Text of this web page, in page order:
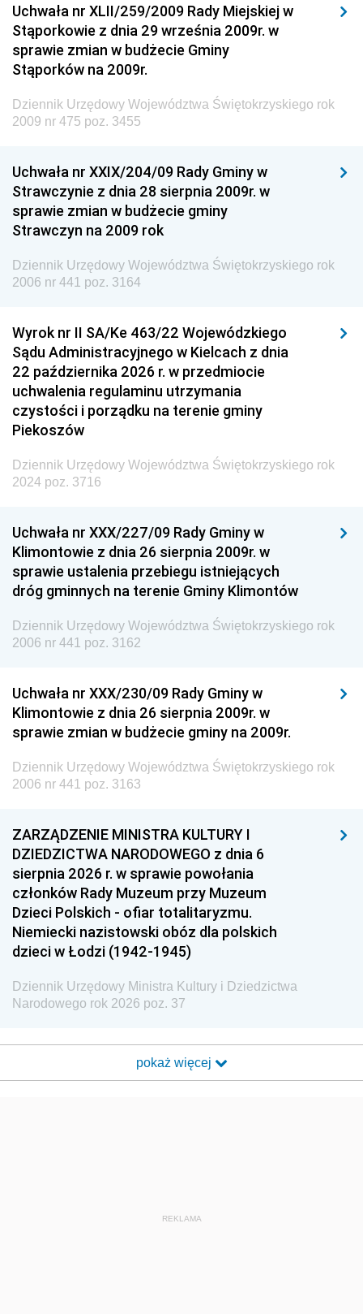
Dziennik Urzędowy Generalnej Dyrekcji Dróg
Krajowych i Autostrad
Dziennik Urzędowy Ministra Środowiska
Dziennik Urzędowy Ministra Edukacji
Dziennik Urzędowy Ministra Przemysłu
Dziennik Urzędowy Ministra Finansów i Gospodarki
Dziennik Urzędowy Ministra do Spraw Unii
Dziennik Urzędowy Agencji Wywiadu
Uchwała nr XLII/259/2009 Rady Miejskiej w
Stąporkowie z dnia 29 września 2009r. w
sprawie zmian w budżecie Gminy
Stąporków na 2009r.
Dziennik Urzędowy Województwa Świętokrzyskiego rok
2009 nr 475 poz. 3455
Uchwała nr XXIX/204/09 Rady Gminy w
Strawczynie z dnia 28 sierpnia 2009r. w
sprawie zmian w budżecie gminy
Strawczyn na 2009 rok
Dziennik Urzędowy Województwa Świętokrzyskiego rok
2006 nr 441 poz. 3164
Wyrok nr II SA/Ke 463/22 Wojewódzkiego
Sądu Administracyjnego w Kielcach z dnia
22 października 2026 r. w przedmiocie
uchwalenia regulaminu utrzymania
czystości i porządku na terenie gminy
Piekoszów
Dziennik Urzędowy Województwa Świętokrzyskiego rok
2024 poz. 3716
Uchwała nr XXX/227/09 Rady Gminy w
Klimontowie z dnia 26 sierpnia 2009r. w
sprawie ustalenia przebiegu istniejących
dróg gminnych na terenie Gminy Klimontów
Dziennik Urzędowy Województwa Świętokrzyskiego rok
2006 nr 441 poz. 3162
Uchwała nr XXX/230/09 Rady Gminy w
Klimontowie z dnia 26 sierpnia 2009r. w
sprawie zmian w budżecie gminy na 2009r.
Dziennik Urzędowy Województwa Świętokrzyskiego rok
2006 nr 441 poz. 3163
ZARZĄDZENIE MINISTRA KULTURY I
DZIEDZICTWA NARODOWEGO z dnia 6
sierpnia 2026 r. w sprawie powołania
członków Rady Muzeum przy Muzeum
Dzieci Polskich - ofiar totalitaryzmu.
Niemiecki nazistowski obóz dla polskich
dzieci w Łodzi (1942-1945)
Dziennik Urzędowy Ministra Kultury i Dziedzictwa
Narodowego rok 2026 poz. 37
pokaż więcej
REKLAMA